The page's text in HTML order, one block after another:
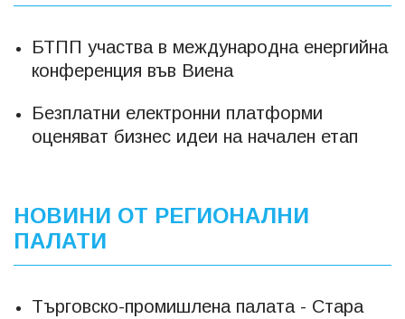
БТПП участва в международна енергийна
конференция във Виена
Безплатни електронни платформи
оценяват бизнес идеи на начален етап
НОВИНИ ОТ РЕГИОНАЛНИ
ПАЛАТИ
Търговско-промишлена палата - Стара